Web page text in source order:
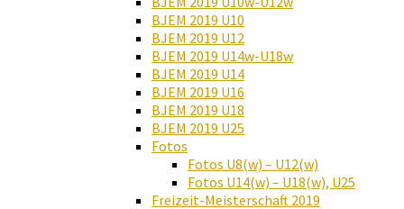
BJEM 2019 U10
BJEM 2019 U12
BJEM 2019 U14w-U18w
BJEM 2019 U14
BJEM 2019 U16
BJEM 2019 U18
BJEM 2019 U25
Fotos
Fotos U8(w) – U12(w)
Fotos U14(w) – U18(w), U25
Freizeit-Meisterschaft 2019